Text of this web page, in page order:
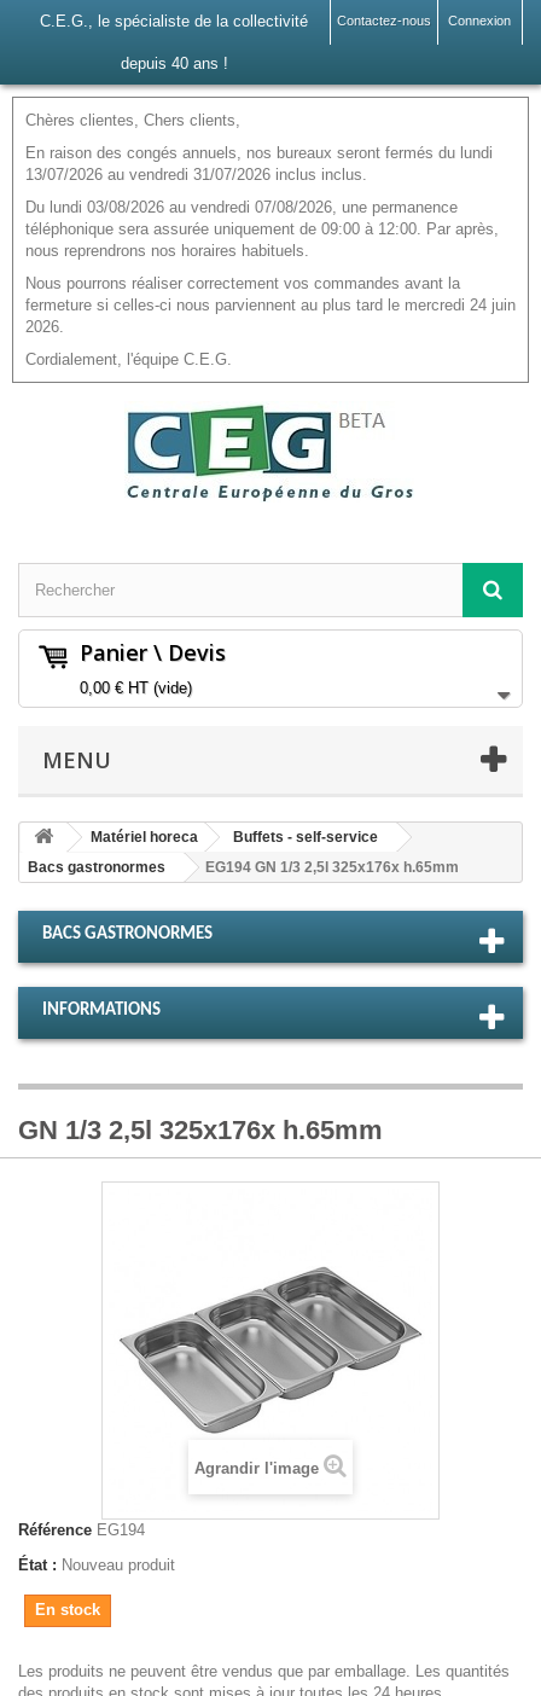
Connexion
Contactez-nous
C.E.G., le spécialiste de la collectivité
depuis 40 ans !
Chères clientes, Chers clients,
En raison des congés annuels, nos bureaux seront fermés du lundi
13/07/2026 au vendredi 31/07/2026 inclus inclus.
Du lundi 03/08/2026 au vendredi 07/08/2026, une permanence
téléphonique sera assurée uniquement de 09:00 à 12:00. Par après,
nous reprendrons nos horaires habituels.
Nous pourrons réaliser correctement vos commandes avant la
fermeture si celles-ci nous parviennent au plus tard le mercredi 24 juin
2026.
Cordialement, l'équipe C.E.G.
Panier \ Devis
0,00 €HT (vide)
MENU
Matériel horeca
Buffets - self-service
Bacs gastronormes
EG194 GN 1/3 2,5l 325x176x h.65mm
BACS GASTRONORMES
INFORMATIONS
GN 1/3 2,5l 325x176x h.65mm
Agrandir l'image
Référence EG194
État : Nouveau produit
En stock
Les produits ne peuvent être vendus que par emballage. Les quantités